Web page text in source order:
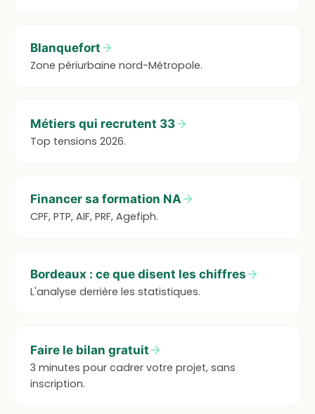
Blanquefort
Zone périurbaine nord-Métropole.
Métiers qui recrutent 33
Top tensions 2026.
Financer sa formation NA
CPF, PTP, AIF, PRF, Agefiph.
Bordeaux : ce que disent les chiffres
L'analyse derrière les statistiques.
Faire le bilan gratuit
3 minutes pour cadrer votre projet, sans
inscription.